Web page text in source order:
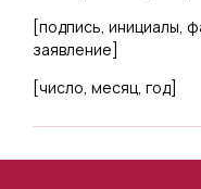
[подпись, инициалы,
заявление]
[число, месяц, год]